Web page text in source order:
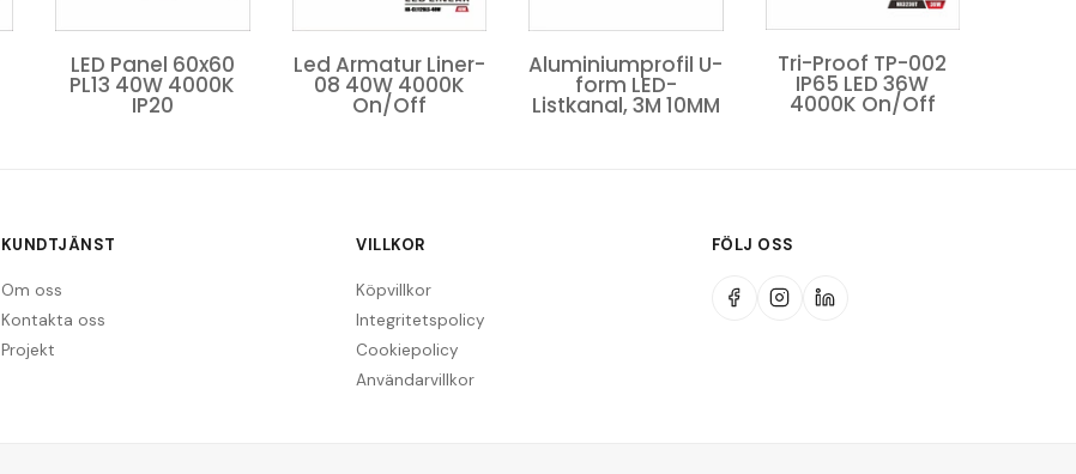
Led Armatur Liner-
08 40W 4000K
On/Off
Aluminiumprofil U-
form LED-
Listkanal, 3M 10MM
Tri-Proof TP-002
IP65 LED 36W
4000K On/Off
FROGGY Vattentät
IP65 7W 3000K
KUNDTJÄNST
Om oss
Kontakta oss
Projekt
VILLKOR
Köpvillkor
Integritetspolicy
Cookiepolicy
Användarvillkor
FÖLJ OSS